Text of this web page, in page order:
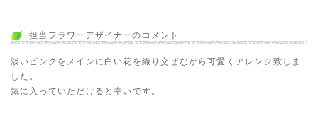
担当フラワーデザイナーのコメント
淡いピンクをメインに白い花を織り交ぜながら可愛くアレンジ致しま
した。
気に入っていただけると幸いです。